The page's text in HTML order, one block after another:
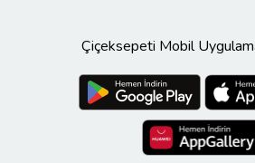
monteli şekilde yer
Kanvas tablolar
kasnak üzerine
dayanıklı hafiftir ve
duvara
Çiçeksepeti Mobil